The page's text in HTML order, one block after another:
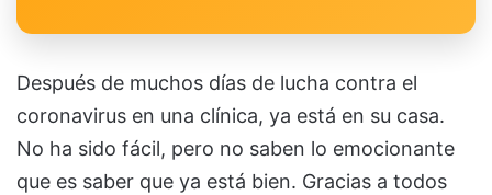
Después de muchos días de lucha contra el
coronavirus en una clínica, ya está en su casa.
No ha sido fácil, pero no saben lo emocionante
que es saber que ya está bien. Gracias a todos